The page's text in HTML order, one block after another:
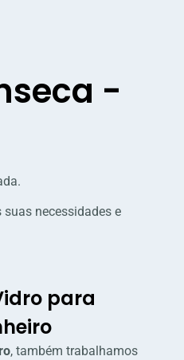
-
suas necessidades e
para
, também trabalhamos